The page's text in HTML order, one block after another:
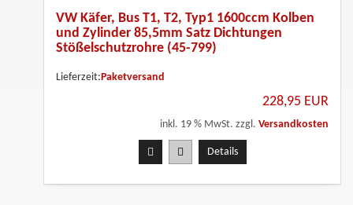
VW Käfer, Bus T1, T2, Typ1 1600ccm Kolben
und Zylinder 85,5mm Satz Dichtungen
Stößelschutzrohre (45-799)
Lieferzeit: Paketversand
228,95 EUR
inkl. 19 % MwSt. zzgl. Versandkosten
Details